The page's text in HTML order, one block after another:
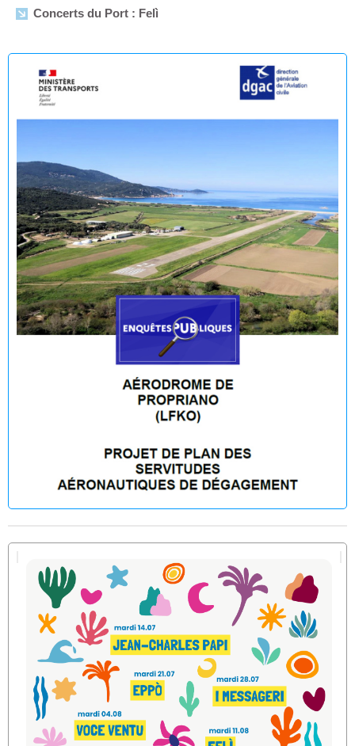
Enquête publique en vue de l'Établissement du plan de
servitudes aéronautiques de dégagement de l’aérodrome
de Propriano
🟢 🌊 Réouverture à la baignade : Plage du Lido -
Fermeture temporaire de la baignade Plage du Lido -
Purraja par mesure de précaution
Décision du Maire du 09 juillet 2026